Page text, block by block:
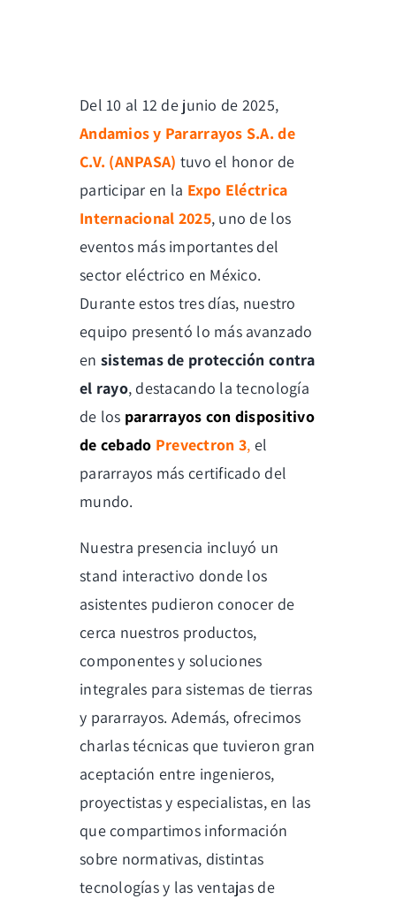
Del 10 al 12 de junio de 2025,
Andamios y Pararrayos S.A. de
C.V. (ANPASA) tuvo el honor de
participar en la Expo Eléctrica
Internacional 2025, uno de los
eventos más importantes del
sector eléctrico en México.
Durante estos tres días, nuestro
equipo presentó lo más avanzado
en sistemas de protección contra
el rayo, destacando la tecnología
de los pararrayos con dispositivo
de cebado Prevectron 3, el
pararrayos más certificado del
mundo.
Nuestra presencia incluyó un
stand interactivo donde los
asistentes pudieron conocer de
cerca nuestros productos,
componentes y soluciones
integrales para sistemas de tierras
y pararrayos. Además, ofrecimos
charlas técnicas que tuvieron gran
aceptación entre ingenieros,
proyectistas y especialistas, en las
que compartimos información
sobre normativas, distintas
tecnologías y las ventajas de